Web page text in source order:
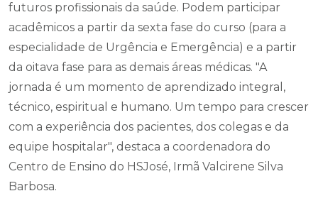
futuros profissionais da saúde. Podem participar
acadêmicos a partir da sexta fase do curso (para a
especialidade de Urgência e Emergência) e a partir
da oitava fase para as demais áreas médicas. "A
jornada é um momento de aprendizado integral,
técnico, espiritual e humano. Um tempo para crescer
com a experiência dos pacientes, dos colegas e da
equipe hospitalar", destaca a coordenadora do
Centro de Ensino do HSJosé, Irmã Valcirene Silva
Barbosa.